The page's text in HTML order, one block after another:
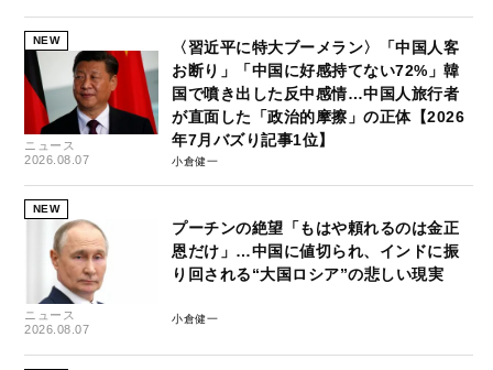
NEW
ニュース
2026.08.07
〈習近平に特大ブーメラン〉「中国人客
お断り」「中国に好感持てない72%」韓
国で噴き出した反中感情…中国人旅行者
が直面した「政治的摩擦」の正体【2026
年7月バズり記事1位】
小倉健一
NEW
ニュース
2026.08.07
プーチンの絶望「もはや頼れるのは金正
恩だけ」…中国に値切られ、インドに振
り回される“大国ロシア”の悲しい現実
小倉健一